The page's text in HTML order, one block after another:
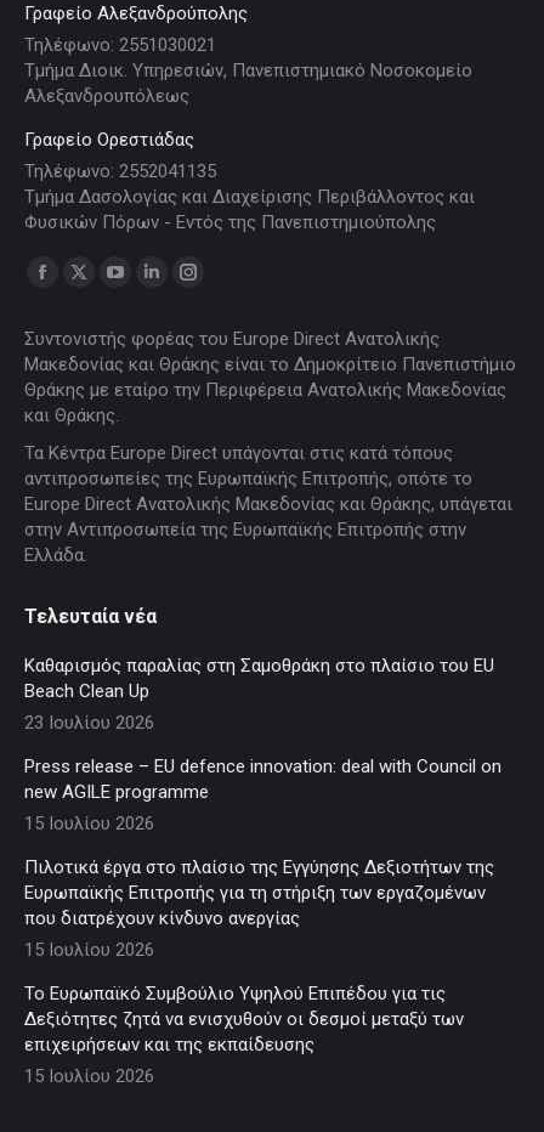
Γραφείο Αλεξανδρούπολης
Τηλέφωνο: 2551030021
Τμήμα Διοικ. Υπηρεσιών, Πανεπιστημιακό Νοσοκομείο
Αλεξανδρουπόλεως
Γραφείο Ορεστιάδας
Τηλέφωνο: 2552041135
Τμήμα Δασολογίας και Διαχείρισης Περιβάλλοντος και
Φυσικών Πόρων - Εντός της Πανεπιστημιούπολης
Find us on:
Facebook
opens
in
new
window
X
opens
new
window
YouTube
opens
in
new
window
Linkedin
opens
window
Instagram
opens
window
Συντονιστής φορέας του Europe Direct Ανατολικής
Μακεδονίας και Θράκης είναι το Δημοκρίτειο Πανεπιστήμιο
Θράκης με εταίρο την Περιφέρεια Ανατολικής Μακεδονίας
και Θράκης.
Τα Κέντρα Europe Direct υπάγονται στις κατά τόπους
αντιπροσωπείες της Ευρωπαϊκής Επιτροπής, οπότε το
Europe Direct Ανατολικής Μακεδονίας και Θράκης, υπάγεται
στην Αντιπροσωπεία της Ευρωπαϊκής Επιτροπής στην
Ελλάδα.
Τελευταία νέα
Καθαρισμός παραλίας στη Σαμοθράκη στο πλαίσιο του EU
Beach Clean Up
23 Ιουλίου 2026
Press release – EU defence innovation: deal with Council on
new AGILE programme
15 Ιουλίου 2026
Πιλοτικά έργα στο πλαίσιο της Εγγύησης Δεξιοτήτων της
Ευρωπαϊκής Επιτροπής για τη στήριξη των εργαζομένων
που διατρέχουν κίνδυνο ανεργίας
15 Ιουλίου 2026
Το Ευρωπαϊκό Συμβούλιο Υψηλού Επιπέδου για τις
Δεξιότητες ζητά να ενισχυθούν οι δεσμοί μεταξύ των
επιχειρήσεων και της εκπαίδευσης
15 Ιουλίου 2026